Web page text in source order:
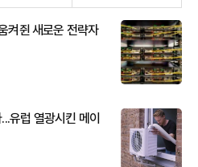
켜쥔 새로운 전략자
유럽 열광시킨 메이